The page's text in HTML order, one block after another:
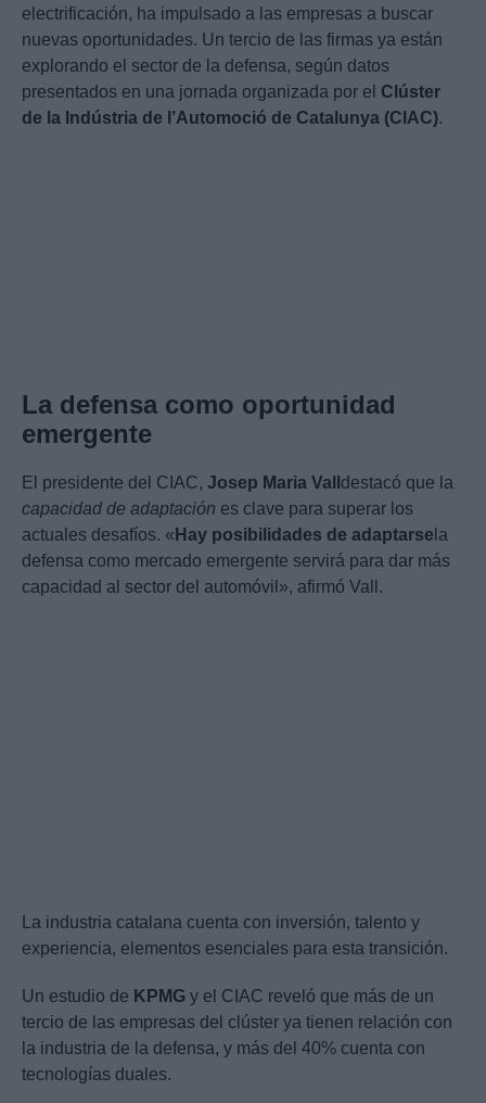
electrificación, ha impulsado a las empresas a buscar
nuevas oportunidades. Un tercio de las firmas ya están
explorando el sector de la defensa, según datos
presentados en una jornada organizada por el Clúster
de la Indústria de l’Automoció de Catalunya (CIAC).
La defensa como oportunidad
emergente
El presidente del CIAC, Josep Maria Vall destacó que la
capacidad de adaptación es clave para superar los
actuales desafíos. « Hay posibilidades de adaptarse la
defensa como mercado emergente servirá para dar más
capacidad al sector del automóvil», afirmó Vall.
La industria catalana cuenta con inversión, talento y
experiencia, elementos esenciales para esta transición.
Un estudio de KPMG y el CIAC reveló que más de un
tercio de las empresas del clúster ya tienen relación con
la industria de la defensa, y más del 40% cuenta con
tecnologías duales.